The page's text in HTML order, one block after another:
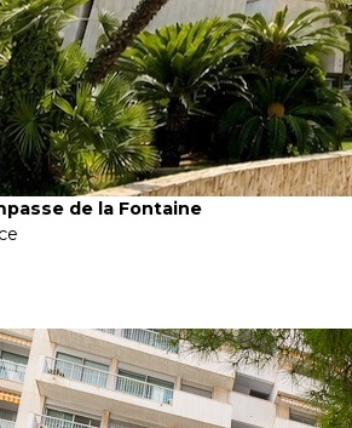
de la Fontaine